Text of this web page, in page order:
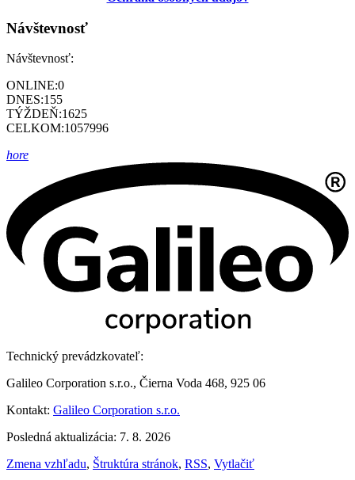
Návštevnosť
Návštevnosť:
ONLINE:0
DNES:155
TÝŽDEŇ:1625
CELKOM:1057996
hore
Technický prevádzkovateľ:
Galileo Corporation s.r.o., Čierna Voda 468, 925 06
Kontakt: Galileo Corporation s.r.o.
Posledná aktualizácia: 7. 8. 2026
Zmena vzhľadu, Štruktúra stránok, RSS, Vytlačiť